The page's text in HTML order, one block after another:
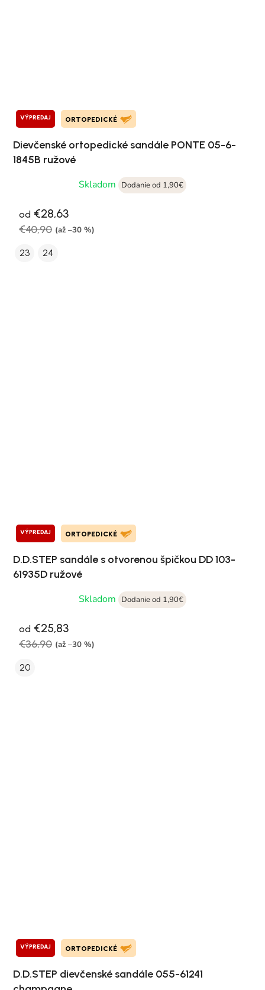
VÝPREDAJ ORTOPEDICKÉ
Dievčenské ortopedické sandále PONTE 05-6-
1845B ružové
Skladom
Dodanie od 1,90€
od €28,63
€40,90 (až –30 %)
23 24
VÝPREDAJ ORTOPEDICKÉ
D.D.STEP sandále s otvorenou špičkou DD 103-
61935D ružové
Skladom
Dodanie od 1,90€
od €25,83
€36,90 (až –30 %)
20
VÝPREDAJ ORTOPEDICKÉ
D.D.STEP dievčenské sandále 055-61241